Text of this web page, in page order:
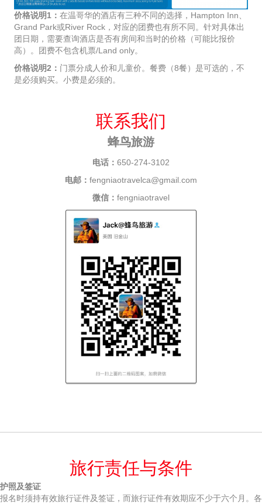
价格说明1： 在温哥华的酒店有三种不同的选择，Hampton Inn、
Grand Park或River Rock，对应的团费也有所不同。针对具体出
团日期，需要查询酒店是否有房间和当时的价格（可能比报价
高）。团费不包含机票/Land only。
价格说明2： 门票分成人价和儿童价。餐费（8餐）是可选的，不
是必须购买。小费是必须的。
联系我们
蜂鸟旅游
电话： 650-274-3102
电邮： fengniaotravelca@gmail.com
微信： fengniaotravel
旅行责任与条件
护照及签证
报名时须持有效旅行证件及签证，而旅行证件有效期应不少于六个月。各